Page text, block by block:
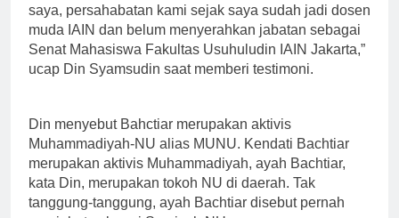
saya, persahabatan kami sejak saya sudah jadi dosen
muda IAIN dan belum menyerahkan jabatan sebagai
Senat Mahasiswa Fakultas Usuhuludin IAIN Jakarta,”
ucap Din Syamsudin saat memberi testimoni.
Din menyebut Bahctiar merupakan aktivis
Muhammadiyah-NU alias MUNU. Kendati Bachtiar
merupakan aktivis Muhammadiyah, ayah Bachtiar,
kata Din, merupakan tokoh NU di daerah. Tak
tanggung-tanggung, ayah Bachtiar disebut pernah